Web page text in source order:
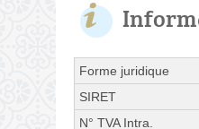
Forme juridique
SIRET
N° TVA Intra.